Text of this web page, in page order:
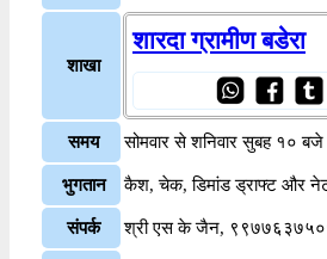
शाखा
शारदा ग्रामीण बडेरा
समय सोमवार से शनिवार सुबह १०
भुगतान कैश, चेक, डिमांड ड्राफ्ट और
संपर्क श्री एस के जैन,